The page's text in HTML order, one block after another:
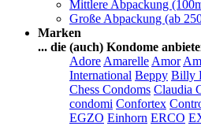
Mittlere Abpackung
Große Abpackung (ab
Marken
... die (auch) Kondome
Adore Amarelle Amor
International Beppy Billy
Chess Condoms Claudia
condomi Confortex
EGZO Einhorn ERCO